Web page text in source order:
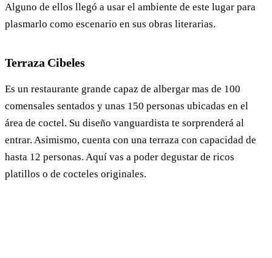
Alguno de ellos llegó a usar el ambiente de este lugar para
plasmarlo como escenario en sus obras literarias.
Terraza Cibeles
Es un restaurante grande capaz de albergar mas de 100
comensales sentados y unas 150 personas ubicadas en el
área de coctel. Su diseño vanguardista te sorprenderá al
entrar. Asimismo, cuenta con una terraza con capacidad de
hasta 12 personas. Aquí vas a poder degustar de ricos
platillos o de cocteles originales.